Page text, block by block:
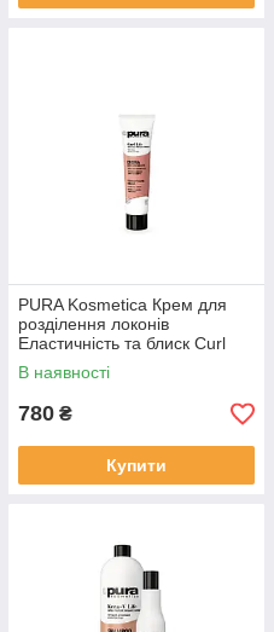
PURA Kosmetica Крем для
розділення локонів
Еластичність та блиск Curl
Life 150 мл
В наявності
780 ₴
Купити